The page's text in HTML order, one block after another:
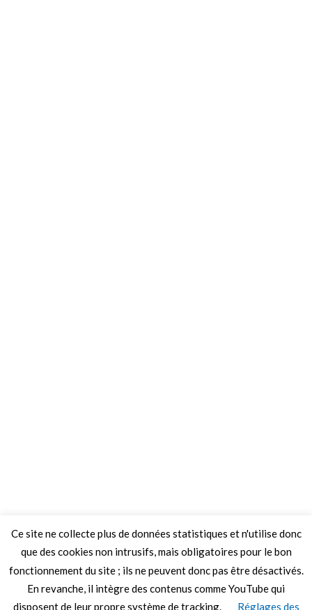
Ce site ne collecte plus de données statistiques et n'utilise donc
que des cookies non intrusifs, mais obligatoires pour le bon
fonctionnement du site ; ils ne peuvent donc pas être désactivés.
En revanche, il intègre des contenus comme YouTube qui
disposent de leur propre système de tracking.
Réglages des